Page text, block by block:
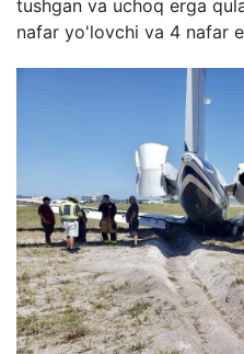
tushgan va uchoq erga
nafar yo'lovchi va 4 nafar